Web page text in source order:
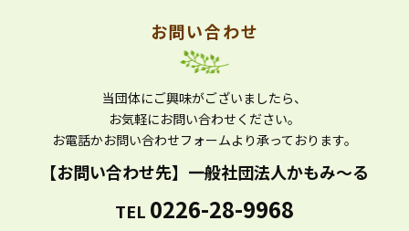
お問い合わせ
当団体にご興味がございましたら、
お気軽にお問い合わせください。
お電話かお問い合わせフォームより承っております。
【お問い合わせ先】 一般社団法人かもみ～る
TEL 0226-28-9968